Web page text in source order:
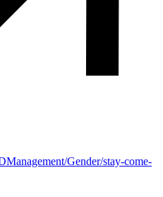
Gender/stay-come-